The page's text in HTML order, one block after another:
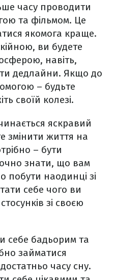
часу проводити
та фільмом. Це
якомога краще.
ви будете
навіть,
дедлайни. Якщо до
– будьте
своїй колезі.
яскравий
змінити життя на
– бути
знати, що вам
побути наодинці зі
себе чого ви
зі своєю
себе бадьорим та
займатися
часу сну.